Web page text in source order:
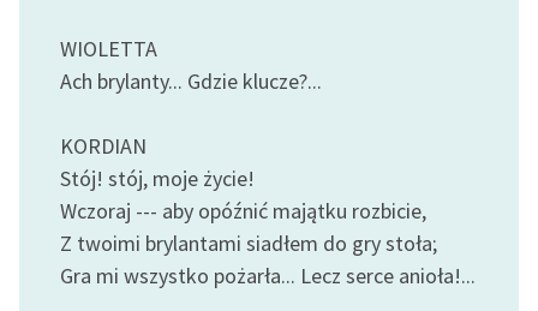
Szkoła Poezji Wolnych
O nas
Kontakt
O projekcie
WIOLETTA
Ach brylanty... Gdzie klucze?...
KORDIAN
Stój! stój, moje życie!
Wczoraj --- aby opóźnić majątku rozbicie,
Z twoimi brylantami siadłem do gry stoła;
Gra mi wszystko pożarła... Lecz serce anioła!...